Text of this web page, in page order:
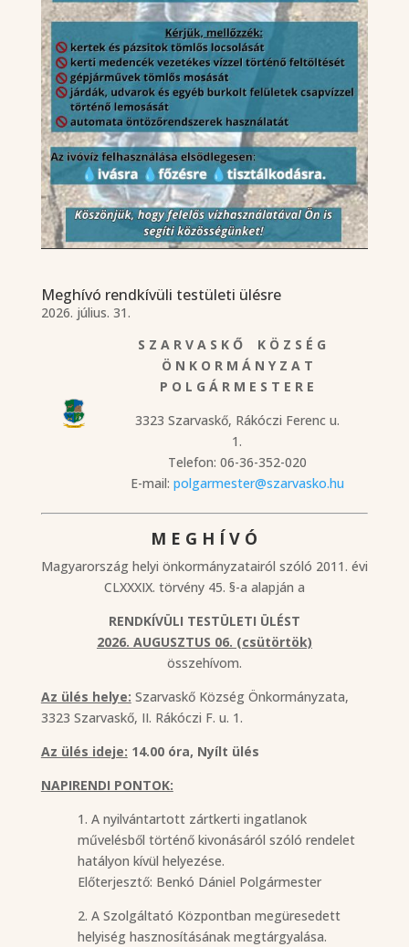
Meghívó rendkívüli testületi ülésre
2026. július. 31.
S Z A R V A S K Ő K Ö Z S É G
Ö N K O R M Á N Y Z A T
P O L G Á R M E S T E R E
3323 Szarvaskő, Rákóczi Ferenc u.
1.
Telefon: 06-36-352-020
E-mail: polgarmester@szarvasko.hu
M E G H Í V Ó
Magyarország helyi önkormányzatairól szóló 2011. évi
CLXXXIX. törvény 45. §-a alapján a
RENDKÍVÜLI TESTÜLETI ÜLÉST
2026. AUGUSZTUS 06. (csütörtök)
összehívom.
Az ülés helye: Szarvaskő Község Önkormányzata,
3323 Szarvaskő, II. Rákóczi F. u. 1.
Az ülés ideje: 14.00 óra, Nyílt ülés
NAPIRENDI PONTOK:
1. A nyilvántartott zártkerti ingatlanok
művelésből történő kivonásáról szóló rendelet
hatályon kívül helyezése.
Előterjesztő: Benkó Dániel Polgármester
2. A Szolgáltató Központban megüresedett
helyiség hasznosításának megtárgyalása.